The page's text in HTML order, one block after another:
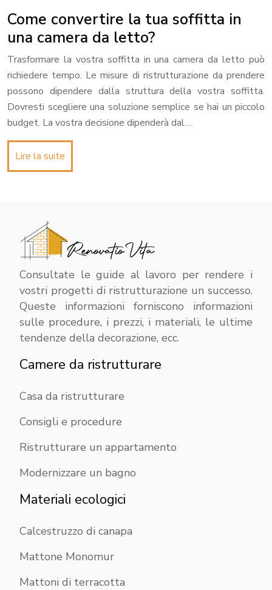
Come convertire la tua soffitta in
una camera da letto?
Trasformare la vostra soffitta in una camera da letto può
richiedere tempo. Le misure di ristrutturazione da prendere
possono dipendere dalla struttura della vostra soffitta.
Dovresti scegliere una soluzione semplice se hai un piccolo
budget. La vostra decisione dipenderà dal…
Lire la suite
Consultate le guide al lavoro per rendere i
vostri progetti di ristrutturazione un successo.
Queste informazioni forniscono informazioni
sulle procedure, i prezzi, i materiali, le ultime
tendenze della decorazione, ecc.
Camere da ristrutturare
Casa da ristrutturare
Consigli e procedure
Ristrutturare un appartamento
Modernizzare un bagno
Materiali ecologici
Calcestruzzo di canapa
Mattone Monomur
Mattoni di terracotta